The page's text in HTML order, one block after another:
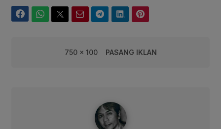
750 x 100 PASANG IKLAN